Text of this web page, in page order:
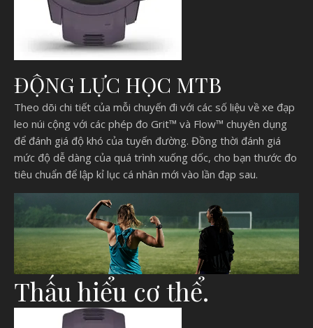
ĐỘNG LỰC HỌC MTB
Theo dõi chi tiết của mỗi chuyến đi với các số liệu về xe đạp
leo núi cộng với các phép đo Grit™ và Flow™ chuyên dụng
để đánh giá độ khó của tuyến đường. Đồng thời đánh giá
mức độ dễ dàng của quá trình xuống dốc, cho bạn thước đo
tiêu chuẩn để lập kỉ lục cá nhân mới vào lần đạp sau.
Thấu hiểu cơ thể.